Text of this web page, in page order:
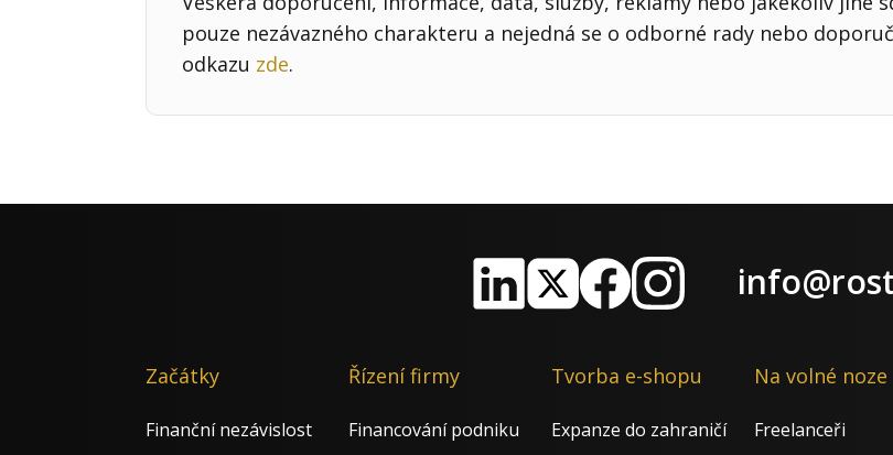
pouze nezávazného charakteru a nejedná se o odborné rady nebo
odkazu zde.
Začátky
Finanční nezávislost
Řízení firmy
Financování podniku
Tvorba e-shopu
Expanze do zahraničí
Na volné noze
Freelanceři